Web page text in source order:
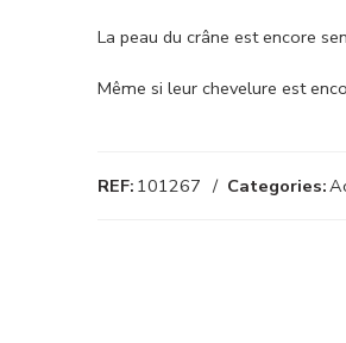
La peau du crâne est encore
Même si leur chevelure est
REF: 101267 Categories: